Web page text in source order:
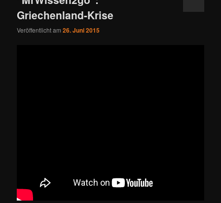
Griechenland-Krise
Veröffentlicht am26. Juni 2015